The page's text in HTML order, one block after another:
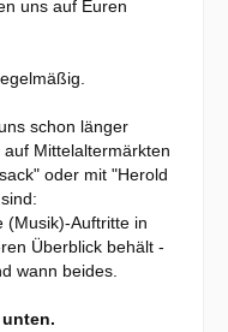
uns auf Euren
schon länger
Mittelaltermärkten
oder mit "Herold
(Musik)-Auftritte in
Überblick behält -
wann beides.